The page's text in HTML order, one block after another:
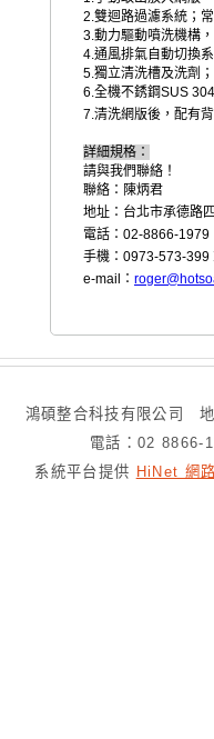
2.雙迴路過濾
3.動力驅動噴洗
4.通風排氣自動
5.獨立清洗槽及
6.全機不銹鋼SUS
7.清洗網版後，配有
詳細規格：
請與我們聯絡！
聯絡：陳炳君
地址：台北市承德路
電話：02-8866-1979
手機：0973-573-
e-mail：
鴻碩整合科技有限公司
電話：02
系統平台提供 HiNet 網